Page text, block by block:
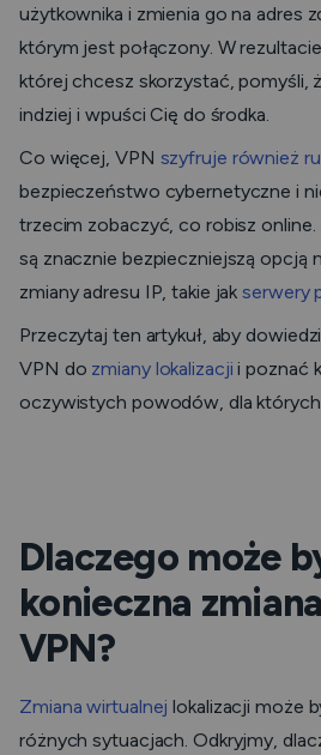
użytkownika i zmienia go na adres
którym jest połączony. W
której chcesz skorzystać, pomyśli,
indziej i wpuści Cię do środka.
Co więcej, VPN szyfruje również
bezpieczeństwo cybernetyczne i
trzecim zobaczyć, co robisz online.
są znacznie bezpieczniejszą opcją
zmiany adresu IP, takie jakserwery
Przeczytaj ten artykuł, aby
VPN do zmiany lokalizacji i poznać
oczywistych powodów, dla
Dlaczego może
konieczna
VPN?
Zmiana wirtualnej lokalizacji może
różnych sytuacjach. Odkryjmy,